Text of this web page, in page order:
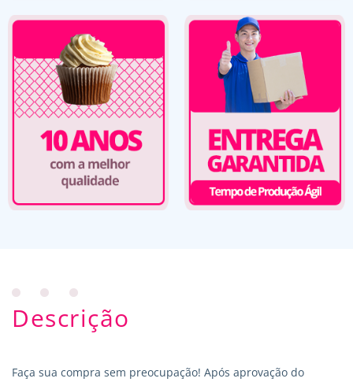
Descrição
Faça sua compra sem preocupação! Após aprovação do